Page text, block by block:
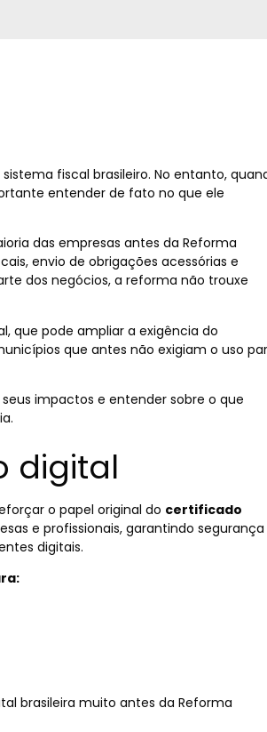
fiscal brasileiro. No entanto,
entender de fato no que ele
das empresas antes da Reforma
envio de obrigações acessórias e
dos negócios, a reforma não trouxe
que pode ampliar a exigência do
que antes não exigiam o uso
impactos e entender sobre o que
digital
o papel original do certificado
e profissionais, garantindo segurança
digitais.
brasileira muito antes da Reforma